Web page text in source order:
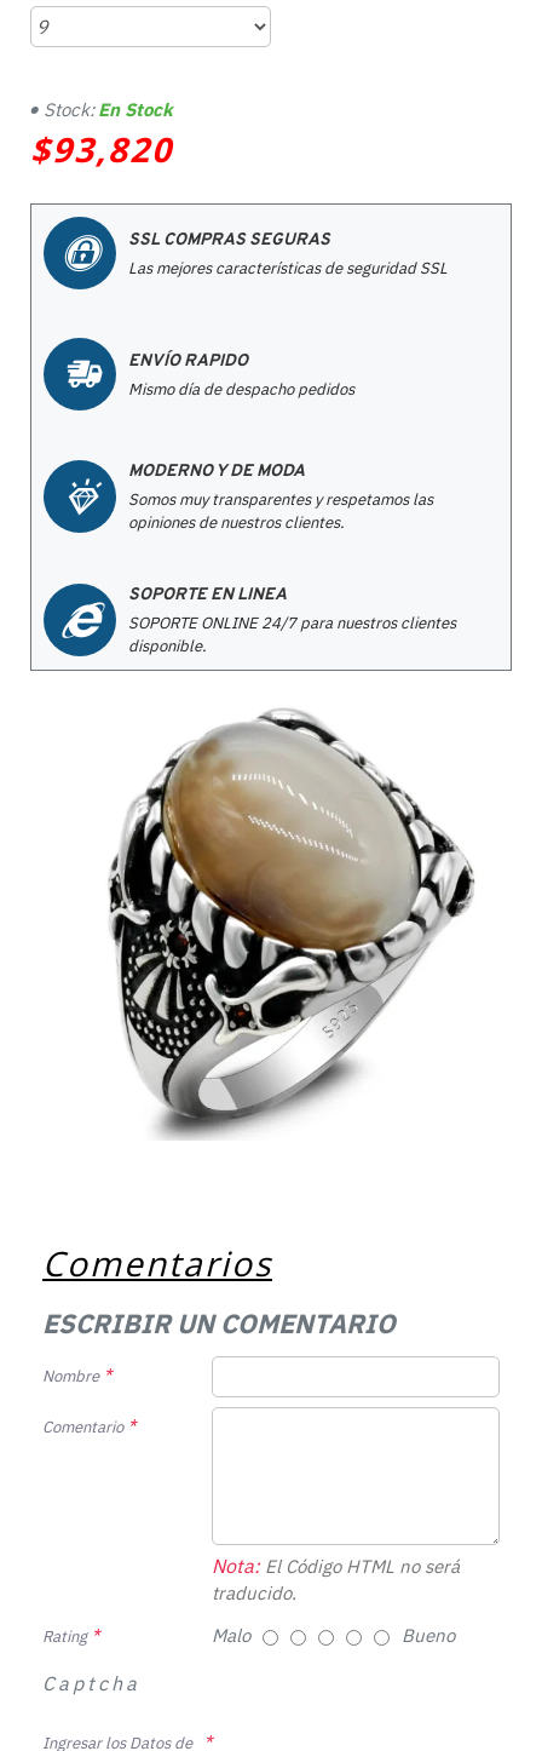
$93,820
Stock: En Stock
SSL COMPRAS SEGURAS
Las mejores características de seguridad SSL
ENVÍO RAPIDO
Mismo día de despacho pedidos
MODERNO Y DE MODA
Somos muy transparentes y respetamos las
opiniones de nuestros clientes.
SOPORTE EN LINEA
SOPORTE ONLINE 24/7 para nuestros clientes
disponible.
Comentarios
ESCRIBIR UN COMENTARIO
Nombre
Comentario
Nota:El Código HTML no será
traducido.
Rating Malo Bueno
Captcha
Ingresar los Datos de